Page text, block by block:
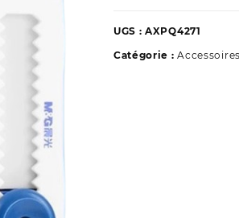
coulissante
UGS :AXPQ4271
Catégorie :